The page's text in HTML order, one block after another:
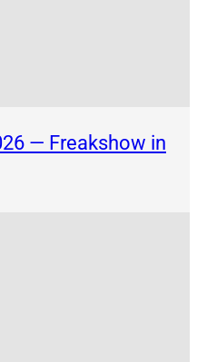
— Freakshow in